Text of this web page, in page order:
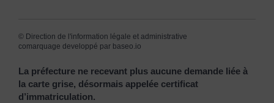
© Direction de l'information légale et administrative
comarquage developpé par baseo.io
La préfecture ne recevant plus aucune demande liée à
la carte grise, désormais appelée certificat
d’immatriculation.